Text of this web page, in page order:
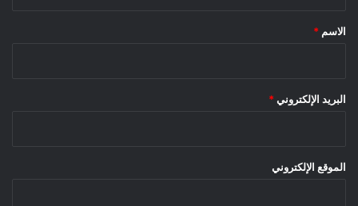
*
الاسم *
البريد الإلكتروني *
الموقع الإلكتروني